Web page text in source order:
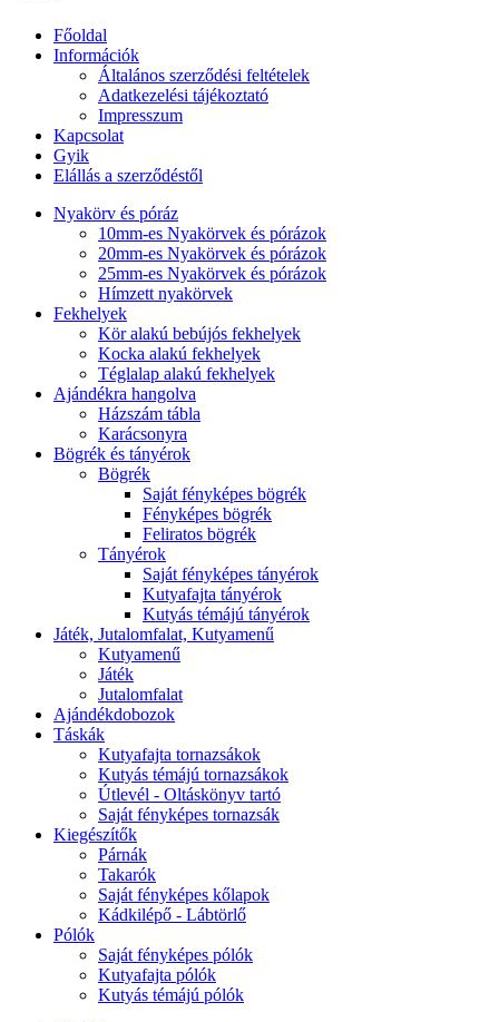
Főoldal
Információk
Általános szerződési feltételek
Adatkezelési tájékoztató
Impresszum
Kapcsolat
Gyik
Elállás a szerződéstől
Nyakörv és póráz
10mm-es Nyakörvek és pórázok
20mm-es Nyakörvek és pórázok
25mm-es Nyakörvek és pórázok
Hímzett nyakörvek
Fekhelyek
Kör alakú bebújós fekhelyek
Kocka alakú fekhelyek
Téglalap alakú fekhelyek
Ajándékra hangolva
Házszám tábla
Karácsonyra
Bögrék és tányérok
Bögrék
Saját fényképes bögrék
Fényképes bögrék
Feliratos bögrék
Tányérok
Saját fényképes tányérok
Kutyafajta tányérok
Kutyás témájú tányérok
Játék, Jutalomfalat, Kutyamenű
Kutyamenű
Játék
Jutalomfalat
Ajándékdobozok
Táskák
Kutyafajta tornazsákok
Kutyás témájú tornazsákok
Útlevél - Oltáskönyv tartó
Saját fényképes tornazsák
Kiegészítők
Párnák
Takarók
Saját fényképes kőlapok
Kádkilépő - Lábtörlő
Pólók
Saját fényképes pólók
Kutyafajta pólók
Kutyás témájú pólók